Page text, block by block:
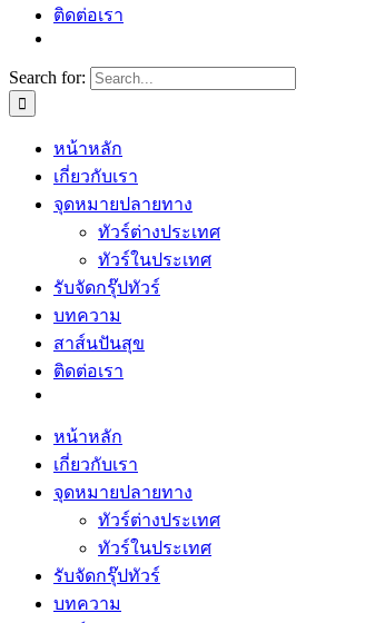
ติดต่อเรา
Search for:
หน้าหลัก
เกี่ยวกับเรา
จุดหมายปลายทาง
ทัวร์ต่างประเทศ
ทัวร์ในประเทศ
รับจัดกรุ๊ปทัวร์
บทความ
สาส์นปันสุข
ติดต่อเรา
หน้าหลัก
เกี่ยวกับเรา
จุดหมายปลายทาง
ทัวร์ต่างประเทศ
ทัวร์ในประเทศ
รับจัดกรุ๊ปทัวร์
บทความ